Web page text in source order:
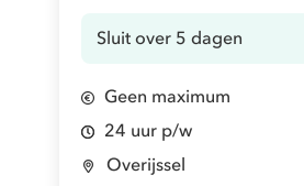
Sluit over 5 dagen
Geen maximum
24 uur p/w
Overijssel